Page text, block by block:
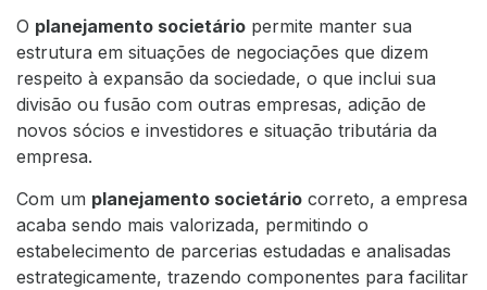
O planejamento societário permite manter sua
estrutura em situações de negociações que dizem
respeito à expansão da sociedade, o que inclui sua
divisão ou fusão com outras empresas, adição de
novos sócios e investidores e situação tributária da
empresa.
Com um planejamento societário correto, a empresa
acaba sendo mais valorizada, permitindo o
estabelecimento de parcerias estudadas e analisadas
estrategicamente, trazendo componentes para facilitar